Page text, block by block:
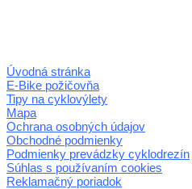
Úvodná stránka
E-Bike požičovňa
Tipy na cyklovýlety
Mapa
Ochrana osobných údajov
Obchodné podmienky
Podmienky prevádzky cyklodrezín
Súhlas s používaním cookies
Reklamačný poriadok